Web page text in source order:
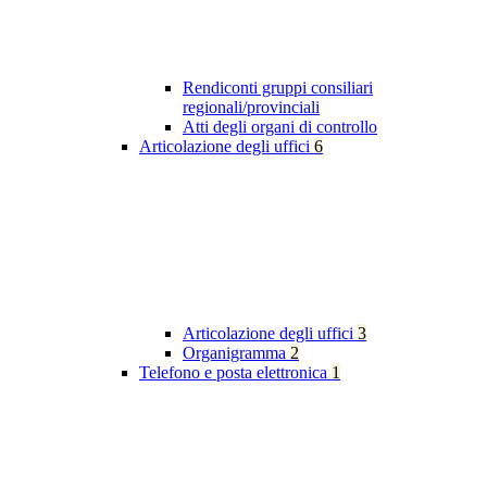
Rendiconti gruppi consiliari
regionali/provinciali
Atti degli organi di controllo
Articolazione degli uffici 6
Articolazione degli uffici 3
Organigramma 2
Telefono e posta elettronica 1